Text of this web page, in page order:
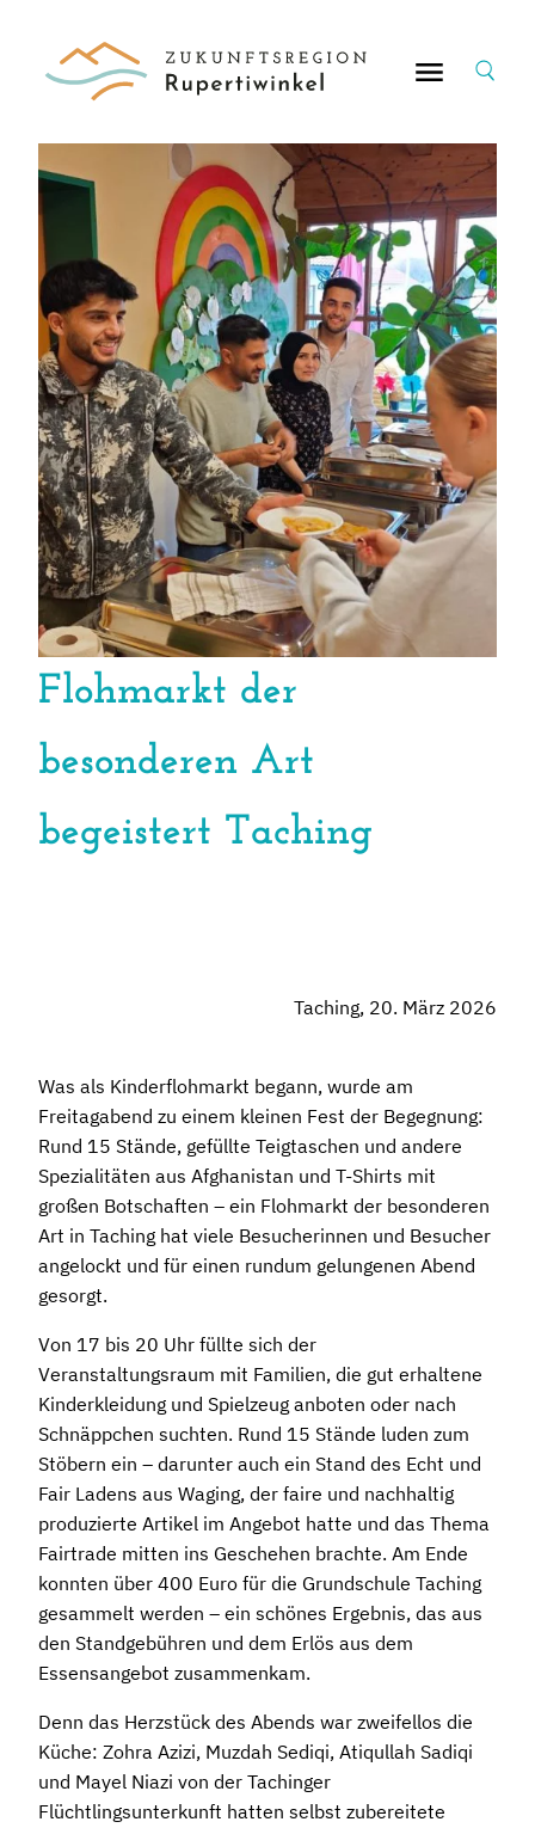
Suche
Flohmarkt der
besonderen Art
begeistert Taching
Taching, 20. März 2026
Was als Kinderflohmarkt begann, wurde am
Freitagabend zu einem kleinen Fest der Begegnung:
Rund 15 Stände, gefüllte Teigtaschen und andere
Spezialitäten aus Afghanistan und T-Shirts mit
großen Botschaften – ein Flohmarkt der besonderen
Art in Taching hat viele Besucherinnen und Besucher
angelockt und für einen rundum gelungenen Abend
gesorgt.
Von 17 bis 20 Uhr füllte sich der
Veranstaltungsraum mit Familien, die gut erhaltene
Kinderkleidung und Spielzeug anboten oder nach
Schnäppchen suchten. Rund 15 Stände luden zum
Stöbern ein – darunter auch ein Stand des Echt und
Fair Ladens aus Waging, der faire und nachhaltig
produzierte Artikel im Angebot hatte und das Thema
Fairtrade mitten ins Geschehen brachte. Am Ende
konnten über 400 Euro für die Grundschule Taching
gesammelt werden – ein schönes Ergebnis, das aus
den Standgebühren und dem Erlös aus dem
Essensangebot zusammenkam.
Denn das Herzstück des Abends war zweifellos die
Küche: Zohra Azizi, Muzdah Sediqi, Atiqullah Sadiqi
und Mayel Niazi von der Tachinger
Flüchtlingsunterkunft hatten selbst zubereitete